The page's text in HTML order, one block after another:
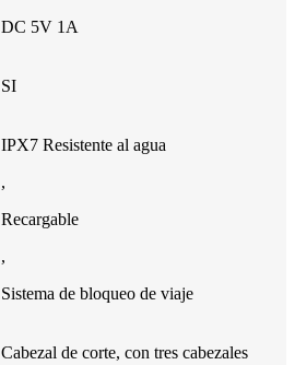
DC 5V 1A
SI
IPX7 Resistente al agua
,
Recargable
,
Sistema de bloqueo de viaje
Cabezal de corte, con tres cabezales